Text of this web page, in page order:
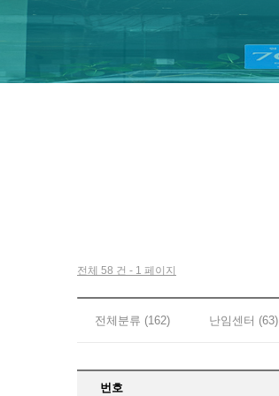
전체 58 건 - 1 페이지
전체분류 (162) 난임센터 (63)
번호